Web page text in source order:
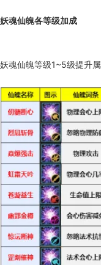
妖魂仙魄各等级加成
妖魂仙魄等级1~5级提升